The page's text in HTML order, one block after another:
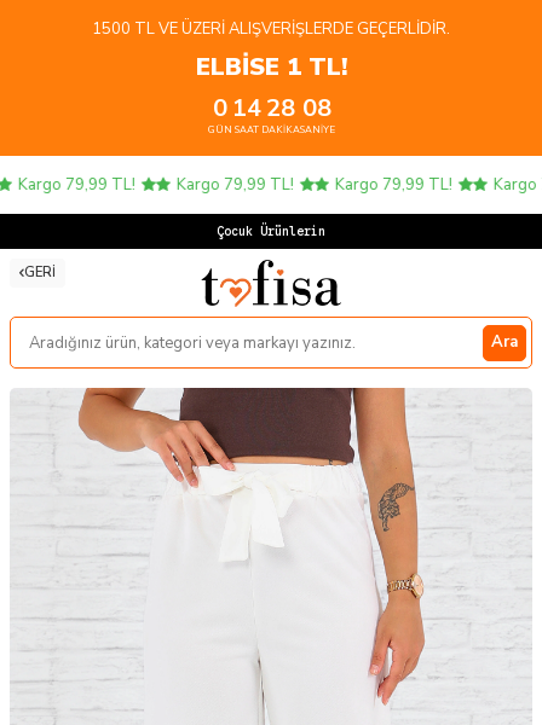
1500 TL VE ÜZERI ALIŞVERIŞLERDE GEÇERLIDIR.
ELBİSE 1 TL!
0
GÜN
14
SAAT
28
DAKIKA
07
SANIYE
79,99 TL! Kargo 79,99 TL! Kargo 79,99 TL! Kargo
Çocuk Ürünlerinde
GERI
Ara